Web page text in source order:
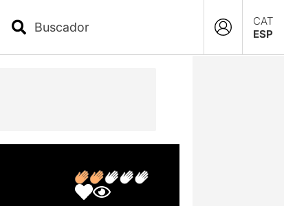
CAT
ESP